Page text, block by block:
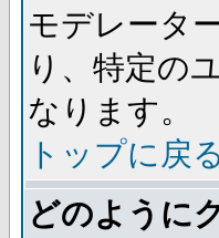
モデレータ
り、特定の
なります。
トップに戻
どのように